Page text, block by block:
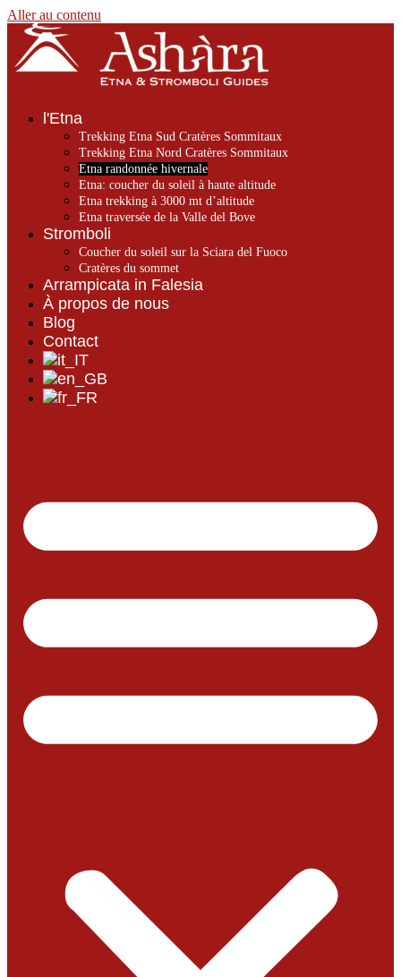
Aller au contenu
l'Etna
Trekking Etna Sud Cratères Sommitaux
Trekking Etna Nord Cratères Sommitaux
Etna randonnée hivernale
Etna: coucher du soleil à haute altitude
Etna trekking à 3000 mt d’altitude
Etna traversée de la Valle del Bove
Stromboli
Coucher du soleil sur la Sciara del Fuoco
Cratères du sommet
Arrampicata in Falesia
À propos de nous
Blog
Contact